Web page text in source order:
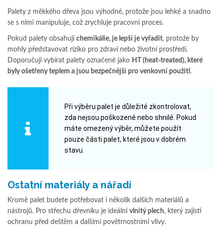
Palety z měkkého dřeva jsou výhodné, protože jsou lehké a snadno
se s nimi manipuluje, což zrychluje pracovní proces.
Pokud palety obsahují chemikálie, je lepší je vyřadit, protože by
mohly představovat riziko pro zdraví nebo životní prostředí.
Doporučuji vybírat palety označené jako HT (heat-treated), které
byly ošetřeny teplem a jsou bezpečnější pro venkovní použití.
Při výběru palet je důležité zkontrolovat,
zda nejsou poškozené nebo shnilé. Pokud
máte omezený výběr, můžete použít
pouze části palet, které jsou v dobrém
stavu.
Ostatní materiály a nářadí
Kromě palet budete potřebovat i několik dalších materiálů a
nástrojů. Pro střechu dřevníku je ideální vlnitý plech, který zajistí
ochranu před deštěm a dalšími povětrnostními vlivy.